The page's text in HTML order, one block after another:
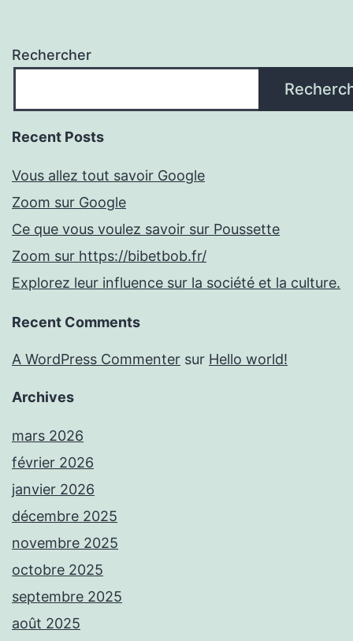
Rechercher
Recent Posts
Vous allez tout savoir Google
Zoom sur Google
Ce que vous voulez savoir sur Poussette
Zoom sur https://bibetbob.fr/
Explorez leur influence sur la société et la culture.
Recent Comments
A WordPress Commenter sur Hello world!
Archives
mars 2026
février 2026
janvier 2026
décembre 2025
novembre 2025
octobre 2025
septembre 2025
août 2025